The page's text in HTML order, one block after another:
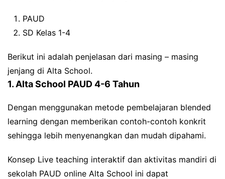
PAUD
SD Kelas 1-4
Berikut ini adalah penjelasan dari masing – masing
jenjang di Alta School.
1. Alta School PAUD 4-6 Tahun
Dengan menggunakan metode pembelajaran blended
learning dengan memberikan contoh-contoh konkrit
sehingga lebih menyenangkan dan mudah dipahami.
Konsep Live teaching interaktif dan aktivitas mandiri di
sekolah PAUD online Alta School ini dapat